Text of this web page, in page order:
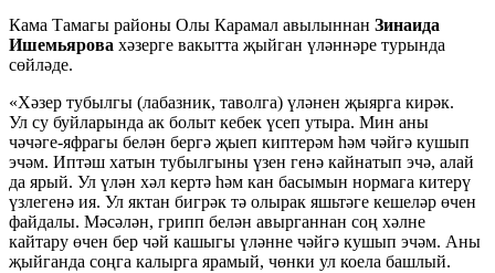
Кама Тамагы районы Олы Карамал авылыннан Зинаида
Ишемьярова хәзерге вакытта җыйган үләннәре турында
сөйләде.
«Хәзер тубылгы (лабазник, таволга) үләнен җыярга кирәк.
Ул су буйларында ак болыт кебек үсеп утыра. Мин аны
чәчәге-яфрагы белән бергә җыеп киптерәм һәм чәйгә кушып
эчәм. Иптәш хатын тубылгыны үзен генә кайнатып эчә, алай
да ярый. Ул үлән хәл кертә һәм кан басымын нормага китерү
үзлегенә ия. Ул яктан бигрәк тә олырак яшьтәге кешеләр өчен
файдалы. Мәсәлән, грипп белән авырганнан соң хәлне
кайтару өчен бер чәй кашыгы үләнне чәйгә кушып эчәм. Аны
җыйганда соңга калырга ярамый, чөнки ул коела башлый.